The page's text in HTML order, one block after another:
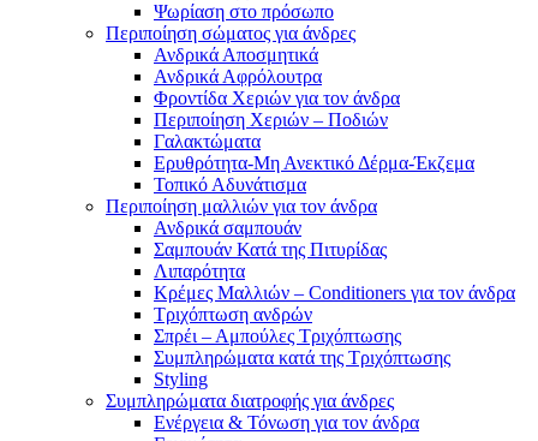
Ψωρίαση στο πρόσωπο
Περιποίηση σώματος για άνδρες
Ανδρικά Αποσμητικά
Ανδρικά Αφρόλουτρα
Φροντίδα Χεριών για τον άνδρα
Περιποίηση Χεριών – Ποδιών
Γαλακτώματα
Ερυθρότητα-Μη Ανεκτικό Δέρμα-Έκζεμα
Τοπικό Αδυνάτισμα
Περιποίηση μαλλιών για τον άνδρα
Ανδρικά σαμπουάν
Σαμπουάν Κατά της Πιτυρίδας
Λιπαρότητα
Κρέμες Μαλλιών – Conditioners για τον άνδρα
Τριχόπτωση ανδρών
Σπρέι – Αμπούλες Τριχόπτωσης
Συμπληρώματα κατά της Τριχόπτωσης
Styling
Συμπληρώματα διατροφής για άνδρες
Ενέργεια & Τόνωση για τον άνδρα